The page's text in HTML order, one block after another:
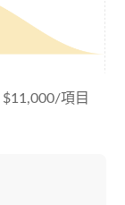
$11,000/項目